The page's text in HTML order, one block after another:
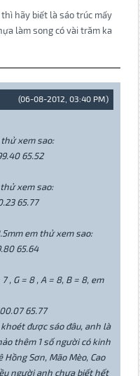
hãy biết là sáo trúc mấy
làm song có vài trăm ka
(06-08-2012, 03:40 PM)
xem sao:
65.52
xem sao:
65.77
em thử xem sao:
65.64
, G = 8 , A = 8, B = 8, em
65.77
được sáo đâu, anh là
thêm 1 số người có kinh
Sơn, Mão Mèo, Cao
người anh chưa biết hết